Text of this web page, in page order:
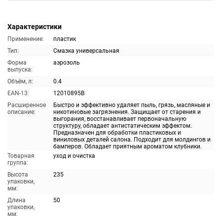
Характеристики
Применение:
пластик
Тип:
Смазка универсальная
Форма
выпуска:
аэрозоль
Объём, л:
0.4
EAN-13:
12010895B
Расширенное
описание:
Быстро и эффективно удаляет пыль, грязь, масляные и
никотиновые загрязнения. Защищает от старения и
выгорания, восстанавливает первоначальную
структуру, обладает антистатическим эффектом.
Предназначен для обработки пластиковых и
виниловых деталей салона. Подходит для молдингов и
бамперов. Обладает приятным ароматом клубники.
Товарная
группа:
уход и очистка
Высота
упаковки,
мм:
235
Длина
упаковки,
мм:
50